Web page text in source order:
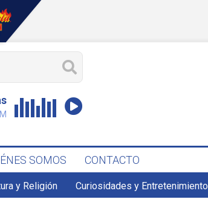
SOMOS CONTACTO
y Religión Curiosidades y Entretenimiento